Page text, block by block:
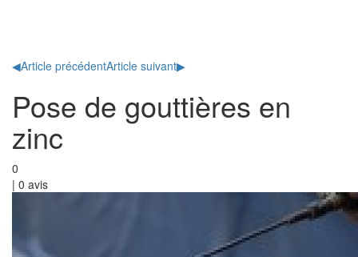
◀Article précédentArticle suivant▶
Pose de gouttières en
zinc
0
| 0 avis